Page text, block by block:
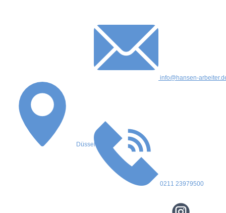
info@hansen-
Düsseldorf
0211 23979500